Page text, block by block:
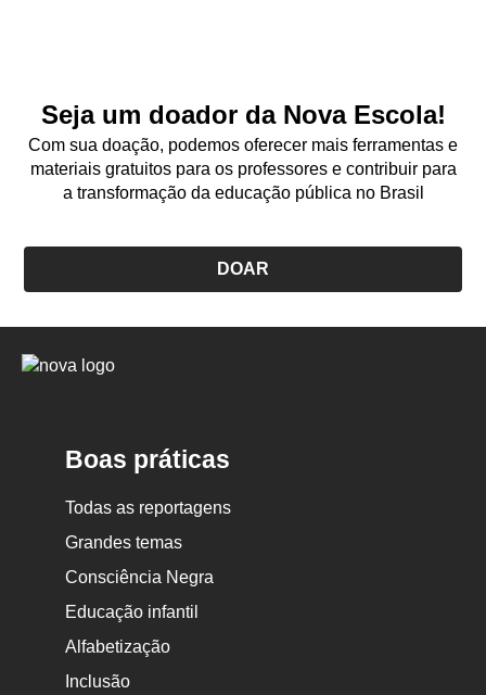
Seja um doador da Nova Escola!
Com sua doação, podemos oferecer mais ferramentas e
materiais gratuitos para os professores e contribuir para
a transformação da educação pública no Brasil
DOAR
Logo
Boas práticas
Todas as reportagens
Grandes temas
Consciência Negra
Educação infantil
Alfabetização
Inclusão